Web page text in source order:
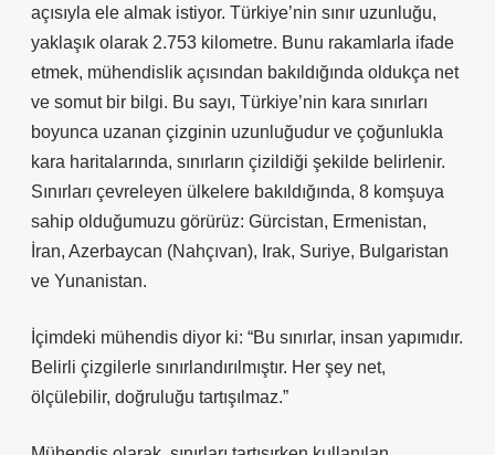
açısıyla ele almak istiyor. Türkiye’nin sınır uzunluğu,
yaklaşık olarak 2.753 kilometre. Bunu rakamlarla ifade
etmek, mühendislik açısından bakıldığında oldukça net
ve somut bir bilgi. Bu sayı, Türkiye’nin kara sınırları
boyunca uzanan çizginin uzunluğudur ve çoğunlukla
kara haritalarında, sınırların çizildiği şekilde belirlenir.
Sınırları çevreleyen ülkelere bakıldığında, 8 komşuya
sahip olduğumuzu görürüz: Gürcistan, Ermenistan,
İran, Azerbaycan (Nahçıvan), Irak, Suriye, Bulgaristan
ve Yunanistan.
İçimdeki mühendis diyor ki: “Bu sınırlar, insan yapımıdır.
Belirli çizgilerle sınırlandırılmıştır. Her şey net,
ölçülebilir, doğruluğu tartışılmaz.”